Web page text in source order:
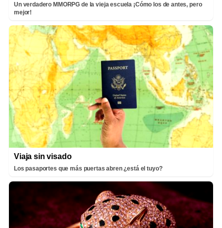
Un verdadero MMORPG de la vieja escuela ¡Cómo los de antes, pero
mejor!
Viaja sin visado
Los pasaportes que más puertas abren ¿está el tuyo?